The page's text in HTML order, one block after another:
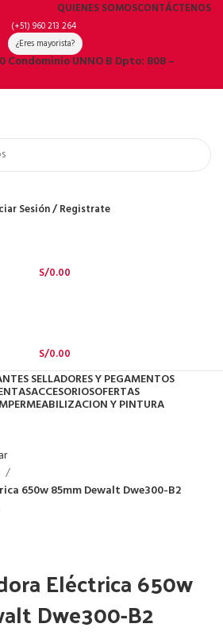
QUIENES SOMOSCONTÁCTENOS
(+51) 960 213 264
¿Eres mayorista?
Condominio UNNO B Dpto: 808 –
Sesión / Registrate
S/0.00
S/0.00
SELLADORES Y PEGAMENTOS
ACCESORIOSOFERTAS
Y PINTURA
650w 85mm Dewalt Dwe300-B2
Eléctrica 650w
Dwe300-B2